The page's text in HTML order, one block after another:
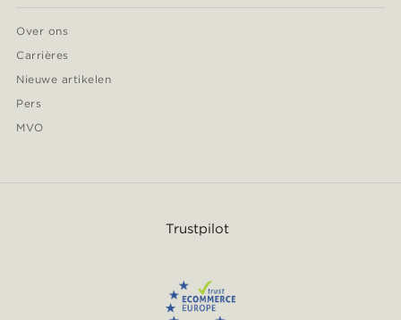
Over ons
Carrières
Nieuwe artikelen
Pers
MVO
Trustpilot